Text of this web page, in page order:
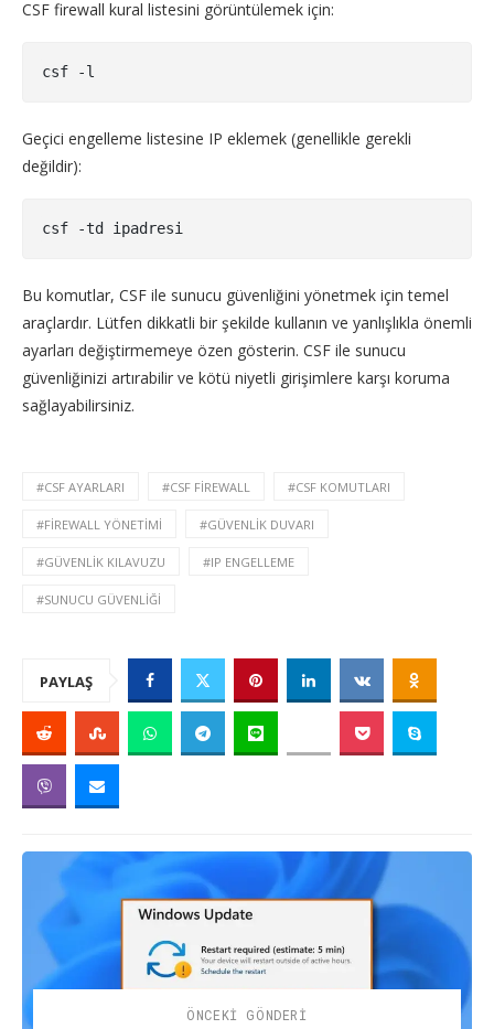
CSF firewall kural listesini görüntülemek için:
csf -l
Geçici engelleme listesine IP eklemek (genellikle gerekli
değildir):
csf -td ipadresi
Bu komutlar, CSF ile sunucu güvenliğini yönetmek için temel
araçlardır. Lütfen dikkatli bir şekilde kullanın ve yanlışlıkla önemli
ayarları değiştirmemeye özen gösterin. CSF ile sunucu
güvenliğinizi artırabilir ve kötü niyetli girişimlere karşı koruma
sağlayabilirsiniz.
#CSF AYARLARI #CSF FIREWALL #CSF KOMUTLARI
#FIREWALL YÖNETIMI #GÜVENLIK DUVARI
#GÜVENLIK KILAVUZU #IP ENGELLEME
#SUNUCU GÜVENLIĞI
PAYLAŞ
ÖNCEKI GÖNDERI